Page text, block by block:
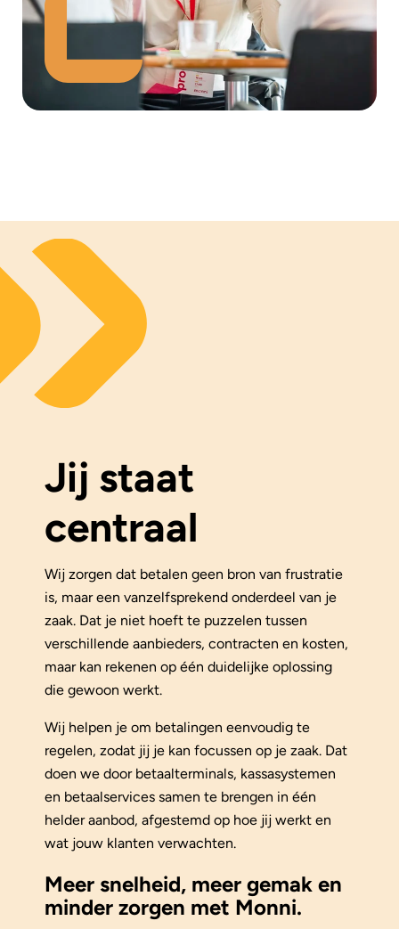
Jij staat
centraal
Wij zorgen dat betalen geen bron van frustratie
is, maar een vanzelfsprekend onderdeel van je
zaak. Dat je niet hoeft te puzzelen tussen
verschillende aanbieders, contracten en kosten,
maar kan rekenen op één duidelijke oplossing
die gewoon werkt.
Wij helpen je om betalingen eenvoudig te
regelen, zodat jij je kan focussen op je zaak. Dat
doen we door betaalterminals, kassasystemen
en betaalservices samen te brengen in één
helder aanbod, afgestemd op hoe jij werkt en
wat jouw klanten verwachten.
Meer snelheid, meer gemak en
minder zorgen met Monni.